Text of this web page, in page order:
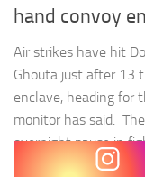
hand convoy
Air strikes have hit
Ghouta just after 13
enclave, heading for
monitor has said.
overnight pause in
Committee of the